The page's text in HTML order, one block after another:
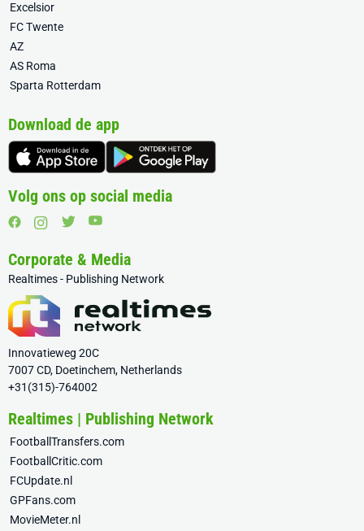
Excelsior
FC Twente
AZ
AS Roma
Sparta Rotterdam
Download de app
Volg ons op social media
Corporate & Media
Realtimes - Publishing Network
Innovatieweg 20C
7007 CD, Doetinchem, Netherlands
+31(315)-764002
Realtimes | Publishing Network
FootballTransfers.com
FootballCritic.com
FCUpdate.nl
GPFans.com
MovieMeter.nl